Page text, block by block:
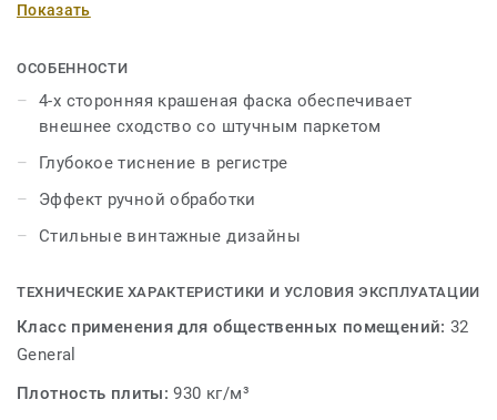
дом уникальным, если Вы - коллекционер
то это коллекция будет ценным экспонатом в Вашем
доме!
Показать
ОСОБЕННОСТИ
4-х сторонняя крашеная фаска обеспечивает
внешнее сходство со штучным паркетом
Глубокое тиснение в регистре
Эффект ручной обработки
Стильные винтажные дизайны
ТЕХНИЧЕСКИЕ ХАРАКТЕРИСТИКИ И УСЛОВИЯ ЭКСПЛУАТАЦИИ
Класс применения для общественных помещений:32
General
Плотность плиты:930 кг/м³